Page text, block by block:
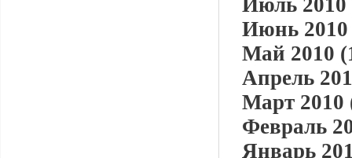
Июль 2010
Июнь 2010
Май 2010
Апрель
Март 2010
Февраль
Январь